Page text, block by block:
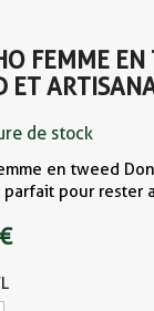
FEMME
ET
de stock
en tweed
pour rester